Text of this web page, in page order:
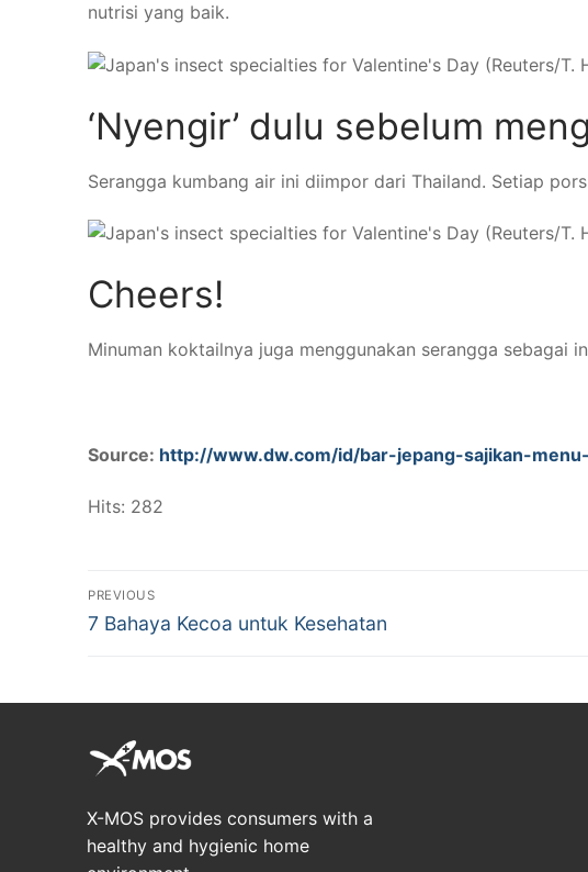
nutrisi yang baik.
‘Nyengir’ dulu sebelum
Serangga kumbang air ini diimpor dari Thailand. Setiap
Cheers!
Minuman koktailnya juga menggunakan serangga sebagai
Source: http://www.dw.com/id/bar-jepang-sajikan-
Hits: 282
Post
navigation
PREVIOUS
Previous
7 Bahaya Kecoa untuk Kesehatan
X-MOS provides consumers with a
healthy and hygienic home